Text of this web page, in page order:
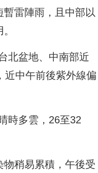
雷陣雨，且中部以
北盆地、中南部近
近中午前後紫外線偏
時多雲，26至32
稍易累積，午後受